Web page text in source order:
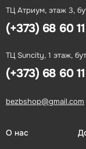
ТЦ Атриум, этаж 3,
(+373) 68 60
ТЦ Suncity, 1 этаж,
(+373) 68 60
bezbshop@gmail.com
О нас